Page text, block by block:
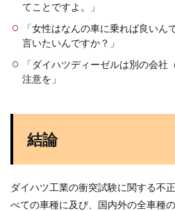
てことですよ。」
「女性はなんの車に乗れば良いん
言いたいんですか？」
「ダイハツディーゼルは別の会
注意を」
結論
ダイハツ工業の衝突試験に関する不
べての車種に及び、国内外の全車種